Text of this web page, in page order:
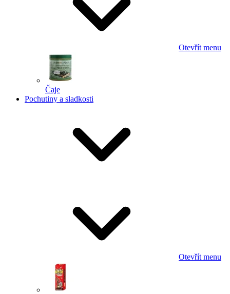
Otevřít menu
Čaje
Pochutiny a sladkosti
Otevřít menu